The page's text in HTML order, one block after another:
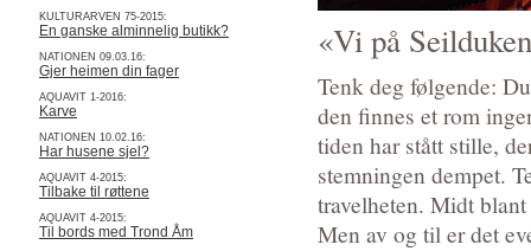
KULTURARVEN 75-2015:
En ganske alminnelig butikk?
NATIONEN 09.03.16:
Gjer heimen din fager
AQUAVIT 1-2016:
Karve
NATIONEN 10.02.16:
Har husene sjel?
AQUAVIT 4-2015:
Tilbake til røttene
AQUAVIT 4-2015:
Til bords med Trond Åm
«Vi på
Tenk deg følgende:
den finnes et rom
tiden har stått stille,
stemningen dempet.
travelheten. Midt
Men av og til er det